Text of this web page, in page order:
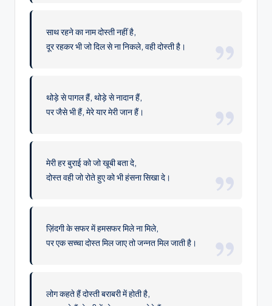
साथ रहने का नाम दोस्ती नहीं है,
दूर रहकर भी जो दिल से ना निकले, वही दोस्ती है।
थोड़े से पागल हैं, थोड़े से नादान हैं,
पर जैसे भी हैं, मेरे यार मेरी जान हैं।
मेरी हर बुराई को जो खूबी बता दे,
दोस्त वही जो रोते हुए को भी हंसना सिखा दे।
ज़िंदगी के सफर में हमसफर मिले ना मिले,
पर एक सच्चा दोस्त मिल जाए तो जन्नत मिल जाती है।
लोग कहते हैं दोस्ती बराबरी में होती है,